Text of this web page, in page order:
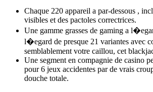
Chaque 220 appareil a par-dessous ,
visibles et des pactoles correctrices.
Une gamme grasses de gaming a
l�egard de presque 21 variantes avec
semblablement votre caillou, cet
Une segment en compagnie de casino
pour 6 jeux accidentes par de vrais
douche totale.